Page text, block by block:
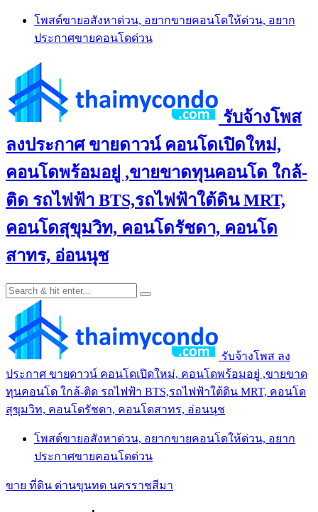
Skip
content
โพสต์ขายอสังหาด่วน, อยากขายคอนโดให้ด่วน, อยาก
ประกาศขายคอนโดด่วน
รับจ้างโพส
ลงประกาศ ขายดาวน์ คอนโดเปิดใหม่,
คอนโดพร้อมอยู่ ,ขายขาดทุนคอนโด ใกล้-
ติด รถไฟฟ้า BTS,รถไฟฟ้าใต้ดิน MRT,
คอนโดสุขุมวิท, คอนโดรัชดา, คอนโด
สาทร, อ่อนนุช
รับจ้างโพส ลง
ประกาศ ขายดาวน์ คอนโดเปิดใหม่, คอนโดพร้อมอยู่ ,ขายขาด
ทุนคอนโด ใกล้-ติด รถไฟฟ้า BTS,รถไฟฟ้าใต้ดิน MRT, คอนโด
สุขุมวิท, คอนโดรัชดา, คอนโดสาทร, อ่อนนุช
โพสต์ขายอสังหาด่วน, อยากขายคอนโดให้ด่วน, อยาก
ประกาศขายคอนโดด่วน
ขาย ที่ดิน ด่านขุนทด นครราชสีมา